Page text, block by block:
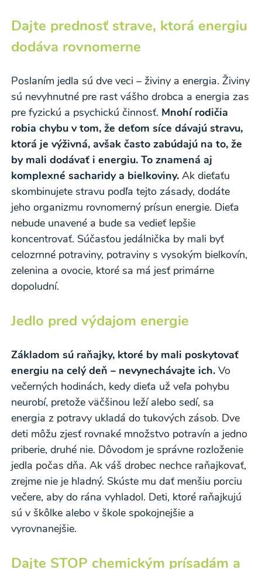
Dajte prednosť strave, ktorá energiu
dodáva rovnomerne
Poslaním jedla sú dve veci – živiny a energia. Živiny
sú nevyhnutné pre rast vášho drobca a energia zas
pre fyzickú a psychickú činnosť. Mnohí rodičia
robia chybu v tom, že deťom síce dávajú stravu,
ktorá je výživná, avšak často zabúdajú na to, že
by mali dodávať i energiu. To znamená aj
komplexné sacharidy a bielkoviny. Ak dieťaťu
skombinujete stravu podľa tejto zásady, dodáte
jeho organizmu rovnomerný prísun energie. Dieťa
nebude unavené a bude sa vedieť lepšie
koncentrovať. Súčasťou jedálnička by mali byť
celozrnné potraviny, potraviny s vysokým bielkovín,
zelenina a ovocie, ktoré sa má jesť primárne
dopoludní.
Jedlo pred výdajom energie
Základom sú raňajky, ktoré by mali poskytovať
energiu na celý deň – nevynechávajte ich.Vo
večerných hodinách, kedy dieťa už veľa pohybu
neurobí, pretože väčšinou leží alebo sedí, sa
energia z potravy ukladá do tukových zásob. Dve
deti môžu zjesť rovnaké množstvo potravín a jedno
priberie, druhé nie. Dôvodom je správne rozloženie
jedla počas dňa. Ak váš drobec nechce raňajkovať,
zrejme nie je hladný. Skúste mu dať menšiu porciu
večere, aby do rána vyhladol. Deti, ktoré raňajkujú
sú v škôlke alebo v škole spokojnejšie a
vyrovnanejšie.
Dajte STOP chemickým prísadám a
Odber noviniek a akcií
Odoslaním registrácie na Newsletter súhlasím so
spracovaním osobných údajov pre účely
zasielania newsletteru a potvrdzujem, že som si
prečítal(a)informácie o Ochrane osobných
údajova súhlasím s nimi.
Súhlasím